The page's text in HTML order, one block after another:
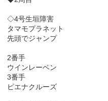
◇4号生垣障害
タマモプラネット
先頭でジャンプ
2番手
ウインレーベン
3番手
ピエナクルーズ